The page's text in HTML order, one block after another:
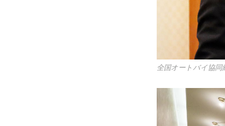
全国オートバイ協同